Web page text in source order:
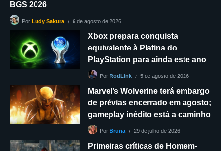
BGS 2026
Por Ludy Sakura 6 de agosto de 2026
Xbox prepara conquista
equivalente à Platina do
PlayStation para ainda este ano
Por RodLink 5 de agosto de 2026
Marvel’s Wolverine terá embargo
de prévias encerrado em agosto;
gameplay inédito está a caminho
Por Bruna 29 de julho de 2026
Primeiras críticas de Homem-